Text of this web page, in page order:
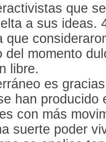
que
a sus ideas.
que
del momento
libre.
es
han producido
con más
suerte poder